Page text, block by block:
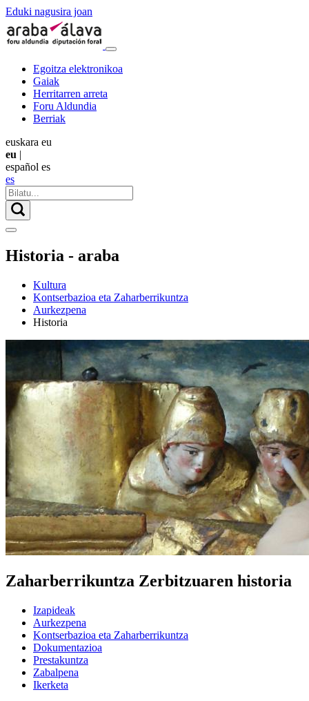
Eduki nagusira joan
Egoitza elektronikoa
Gaiak
Herritarren arreta
Foru Aldundia
Berriak
euskara eu
eu |
español es
es
Historia - araba
Kultura
Kontserbazioa eta Zaharberrikuntza
Aurkezpena
Historia
Zaharberrikuntza Zerbitzuaren historia
Izapideak
Aurkezpena
Kontserbazioa eta Zaharberrikuntza
Dokumentazioa
Prestakuntza
Zabalpena
Ikerketa